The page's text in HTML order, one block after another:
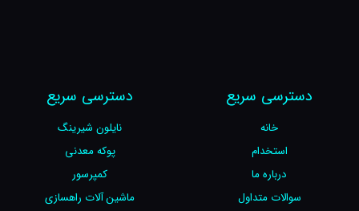
دسترسی سریع
خانه
استخدام
درباره ما
سوالات متداول
دسترسی سریع
نایلون شیرینگ
پوکه معدنی
کمپرسور
ماشین آلات راهسازی